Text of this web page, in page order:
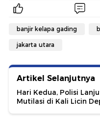
banjir kelapa gading
jakarta utara
Artikel Selanjutnya
Hari Kedua, Polisi
Mutilasi di Kali Licin